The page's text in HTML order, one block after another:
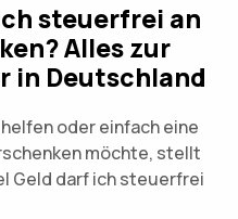
steuerfrei an
Alles zur
in Deutschland
oder einfach eine
möchte, stellt
Geld darf ich steuerfrei